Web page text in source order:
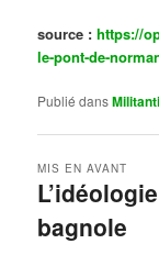
source :https://
le-pont-de-
Publié dans
bagnole
MIS EN AVANT